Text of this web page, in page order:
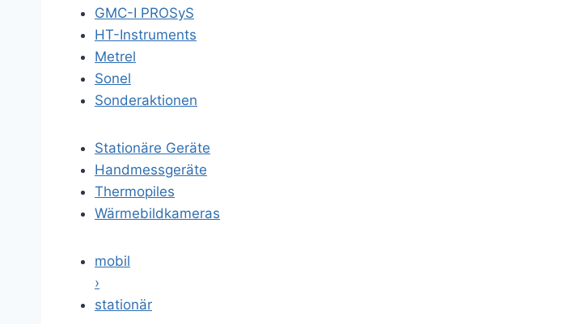
GMC-I PROSyS
HT-Instruments
Metrel
Sonel
Sonderaktionen
Stationäre Geräte
Handmessgeräte
Thermopiles
Wärmebildkameras
mobil
›
stationär